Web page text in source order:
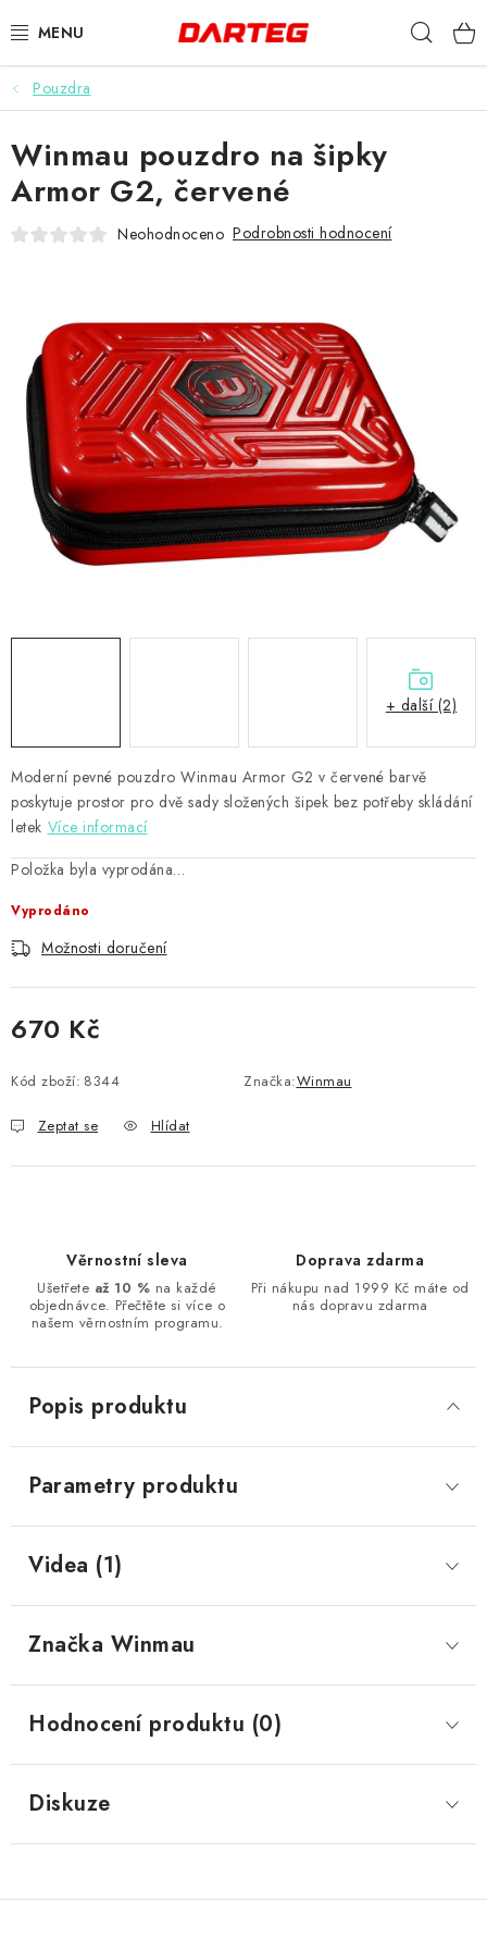
na
ŠIPKY
TERČE
DOPLŇKY K TERČI
NÁSADKY
HROTY
POUZDRA
PŘÍSLUŠENSTVÍ
HRÁČI ŠIPEK
Kontakty Hodnocení obchodu
Pouzdra
Moderní pevné pouzdro Winmau Armor G2 v červené barvě
poskytuje prostor pro dvě sady složených šipek bez potřeby skládání
letek Více informací
Položka byla vyprodána…
Vyprodáno
Možnosti doručení
670 Kč
Kód zboží: 8344 Značka:Winmau
Zeptat se Hlídat
Winmau pouzdro na šipky
Armor G2, červené
Neohodnoceno Podrobnosti hodnocení
+ další (2)
Věrnostní sleva
Ušetřete až 10 % na každé
objednávce. Přečtěte si více o
našem věrnostním programu.
Doprava zdarma
Při nákupu nad 1999 Kč máte od
nás dopravu zdarma
Popis produktu
Parametry produktu
Videa (1)
Značka Winmau
Hodnocení produktu (0)
Diskuze